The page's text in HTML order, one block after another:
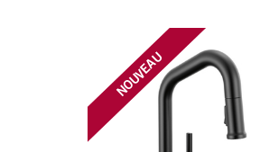
NOUVEAU